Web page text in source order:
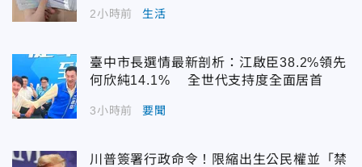
2小時前 生活
臺中市長選情最新剖析：江啟臣38.2%領先
何欣純14.1% 全世代支持度全面居首
3小時前 要聞
川普簽署行政命令！限縮出生公民權並「禁